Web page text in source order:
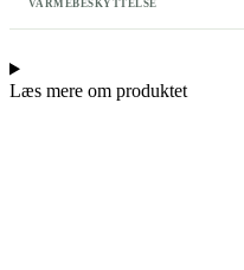
VARMEBESKYTTELSE
Læs mere om produktet